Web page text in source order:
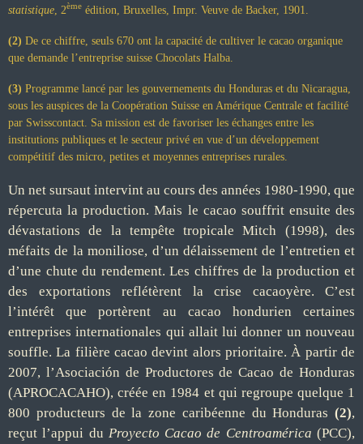
statistique , 2ème édition, Bruxelles, Impr. Veuve de Backer, 1901.
(2) De ce chiffre, seuls 670 ont la capacité de cultiver le cacao organique
que demande l’entreprise suisse Chocolats Halba.
(3) Programme lancé par les gouvernements du Honduras et du Nicaragua,
sous les auspices de la Coopération Suisse en Amérique Centrale et facilité
par Swisscontact. Sa mission est de favoriser les échanges entre les
institutions publiques et le secteur privé en vue d’un développement
compétitif des micro, petites et moyennes entreprises rurales.
Un net sursaut intervint au cours des années 1980-1990, que
répercuta la production. Mais le cacao souffrit ensuite des
dévastations de la tempête tropicale Mitch (1998), des
méfaits de la moniliose, d’un délaissement de l’entretien et
d’une chute du rendement. Les chiffres de la production et
des exportations reflétèrent la crise cacaoyère. C’est
l’intérêt que portèrent au cacao hondurien certaines
entreprises internationales qui allait lui donner un nouveau
souffle. La filière cacao devint alors prioritaire. À partir de
2007, l’Asociación de Productores de Cacao de Honduras
(APROCACAHO), créée en 1984 et qui regroupe quelque 1
800 producteurs de la zone caribéenne du Honduras (2),
reçut l’appui du Proyecto Cacao de Centroamérica (PCC),